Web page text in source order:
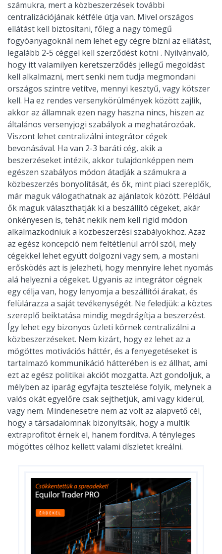
számukra, mert a közbeszerzések további
centralizációjának kétféle útja van. Mivel országos
ellátást kell biztosítani, főleg a nagy tömegű
fogyóanyagoknál nem lehet egy cégre bízni az ellátást,
legalább 2-5 céggel kell szerződést kötni . Nyilvánvaló,
hogy itt valamilyen keretszerződés jellegű megoldást
kell alkalmazni, mert senki nem tudja megmondani
országos szintre vetítve, mennyi kesztyű, vagy kötszer
kell. Ha ez rendes versenykörülmények között zajlik,
akkor az államnak ezen nagy haszna nincs, hiszen az
általános versenyjogi szabályok a meghatározóak.
Viszont lehet centralizálni integrátor cégek
bevonásával. Ha van 2-3 baráti cég, akik a
beszerzéseket intézik, akkor tulajdonképpen nem
egészen szabályos módon átadják a számukra a
közbeszerzés bonyolítását, és ők, mint piaci szereplők,
már maguk válogathatnak az ajánlatok között. Például
ők maguk választhatják ki a beszállító cégeket, akár
önkényesen is, tehát nekik nem kell rigid módon
alkalmazkodniuk a közbeszerzési szabályokhoz. Azaz
az egész koncepció nem feltétlenül arról szól, mely
cégekkel lehet együtt dolgozni vagy sem, a mostani
erősködés azt is jelezheti, hogy mennyire lehet nyomás
alá helyezni a cégeket. Ugyanis az integrátor cégnek
egy célja van, hogy lenyomja a beszállítói árakat, és
felülárazza a saját tevékenységét. Ne feledjük: a köztes
szereplő beiktatása mindig megdrágítja a beszerzést.
Így lehet egy bizonyos üzleti körnek centralizálni a
közbeszerzéseket. Nem kizárt, hogy ez lehet az a
mögöttes motivációs háttér, és a fenyegetéseket is
tartalmazó kommunikáció hátterében is ez állhat, ami
ezt az egész politikai akciót mozgatta. Azt gondoljuk, a
mélyben az iparág egyfajta tesztelése folyik, melynek a
valós okát egyelőre csak sejthetjük, ami vagy kiderül,
vagy nem. Mindenesetre nem az volt az alapvető cél,
hogy a társadalomnak bizonyítsák, hogy a multik
extraprofitot érnek el, hanem fordítva. A tényleges
mögöttes célhoz kellett valami díszletet kreálni.